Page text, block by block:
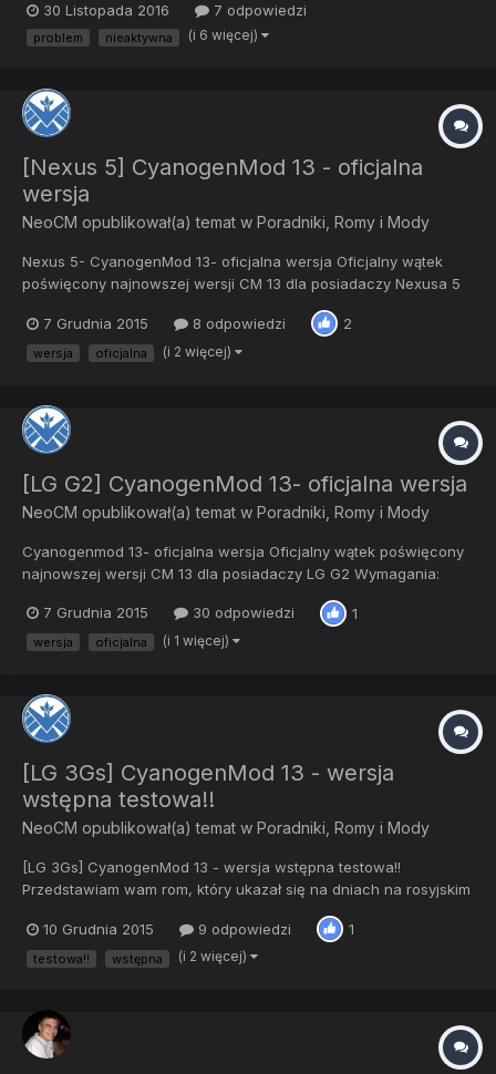
ROM'a, który odpowiadałby mi więc potem instalowałem (nie jest
to kolejność, w której instalowałem je): 4.4.4 Slimkat 4.4.4 Z3 EX...
30 Listopada 2016 7 odpowiedzi
problem nieaktywna (i 6 więcej)
[Nexus 5] CyanogenMod 13 - oficjalna
wersja
NeoCM opublikował(a) temat w Poradniki, Romy i Mody
Nexus 5- CyanogenMod 13- oficjalna wersja Oficjalny wątek
poświęcony najnowszej wersji CM 13 dla posiadaczy Nexusa 5
Wymagania: Odblokowany bootlader ROOT CWM/ TWRP -
najnowsze Instalacja: Pobieramy ROM i Gapps Przenosimy pliki
na telefon lub na sdcar...
7 Grudnia 2015 8 odpowiedzi 2
wersja oficjalna (i 2 więcej)
[LG G2] CyanogenMod 13- oficjalna wersja
NeoCM opublikował(a) temat w Poradniki, Romy i Mody
Cyanogenmod 13- oficjalna wersja Oficjalny wątek poświęcony
najnowszej wersji CM 13 dla posiadaczy LG G2 Wymagania:
Gapps Przenosimy pliki na telefon lub na sdcard Wchodzimy w
custom recovery...
7 Grudnia 2015 30 odpowiedzi 1
wersja oficjalna (i 1 więcej)
[LG 3Gs] CyanogenMod 13 - wersja
wstępna testowa!!
NeoCM opublikował(a) temat w Poradniki, Romy i Mody
[LG 3Gs] CyanogenMod 13 - wersja wstępna testowa!!
Przedstawiam wam rom, który ukazał się na dniach na rosyjskim
telefony LG 3Gs Wymagania: Odblokowany bootloader ROOT
TWRP/ CWM najnowsze Co nie dzia...
10 Grudnia 2015 9 odpowiedzi 1
testowa!! wstępna (i 2 więcej)